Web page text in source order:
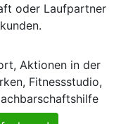
oder Laufpartner
Aktionen in der
Fitnessstudio,